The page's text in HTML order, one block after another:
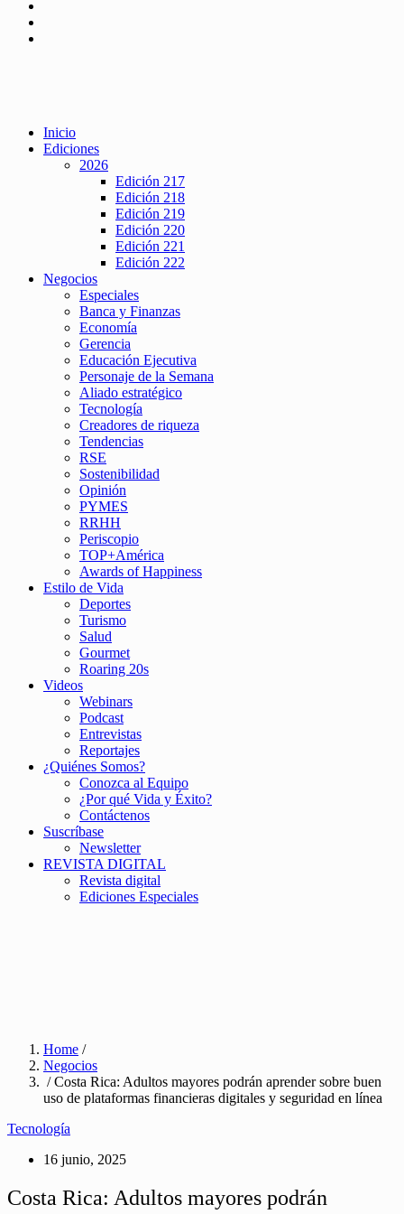
Inicio
Ediciones
2026
Edición 217
Edición 218
Edición 219
Edición 220
Edición 221
Edición 222
Negocios
Especiales
Banca y Finanzas
Economía
Gerencia
Educación Ejecutiva
Personaje de la Semana
Aliado estratégico
Tecnología
Creadores de riqueza
Tendencias
RSE
Sostenibilidad
Opinión
PYMES
RRHH
Periscopio
TOP+América
Awards of Happiness
Estilo de Vida
Deportes
Turismo
Salud
Gourmet
Roaring 20s
Videos
Webinars
Podcast
Entrevistas
Reportajes
¿Quiénes Somos?
Conozca al Equipo
¿Por qué Vida y Éxito?
Contáctenos
Suscríbase
Newsletter
REVISTA DIGITAL
Revista digital
Ediciones Especiales
Home /
Negocios
/ Costa Rica: Adultos mayores podrán aprender sobre buen
uso de plataformas financieras digitales y seguridad en línea
Tecnología
16 junio, 2025
Costa Rica: Adultos mayores podrán